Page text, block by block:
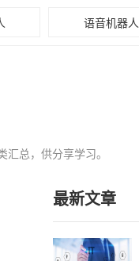
语音机器人
总，供分享学习。
最新文章